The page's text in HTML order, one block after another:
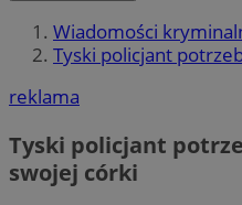
Wiadomości
Tyski policjant
reklama
Tyski policjant
swojej córki